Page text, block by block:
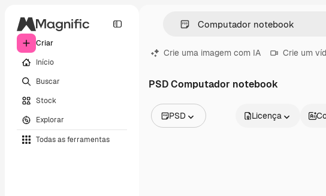
Criar
Início
Buscar
Stock
Explorar
Todas as ferramentas
Crie uma imagem com IA Crie um
PSD Computador notebook
PSD Licença